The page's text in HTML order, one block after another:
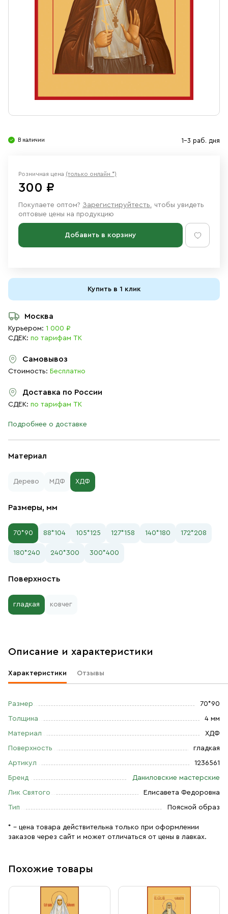
Ювелирные изделия
В наличии 1-3 раб. дня
Материал
Дерево МДФ ХДФ
Размеры, мм
70*90 88*104 105*125 127*158 140*180 172*208
180*240 240*300 300*400
Поверхность
гладкая ковчег
Розничная цена (только онлайн *)
300 ₽
Покупаете оптом? Зарегистируйтесть, чтобы увидеть
оптовые цены на продукцию
Добавить в корзину
Купить в 1 клик
Москва
Курьером: 1 000 ₽
СДЕК: по тарифам ТК
Самовывоз
Стоимость: Бесплатно
Доставка по России
СДЕК: по тарифам ТК
Подробнее о доставке
Описание и характеристики
Характеристики Отзывы
Размер 70*90
Толщина 4 мм
Материал ХДФ
Поверхность гладкая
Артикул 1236561
Бренд Даниловские мастерские
Лик Святого Елисавета Федоровна
Тип Поясной образ
* – цена товара действительна только при оформлении
заказов через сайт и может отличаться от цены в лавках.
Похожие товары